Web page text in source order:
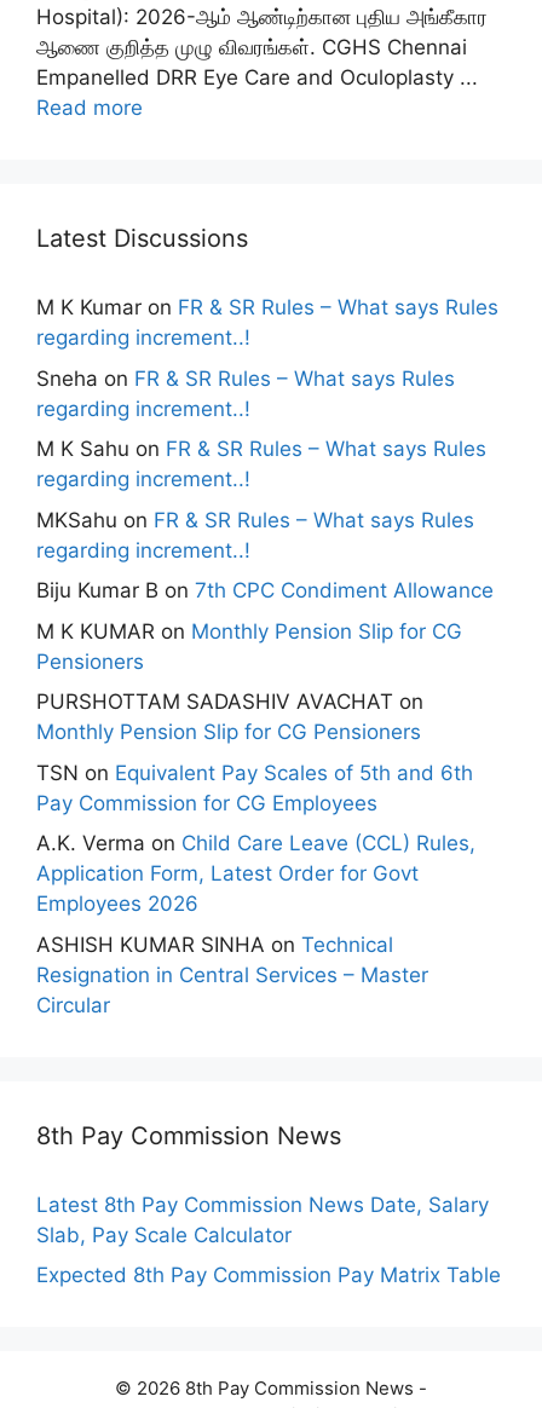
Hospital): 2026-ஆம் ஆண்டிற்கான புதிய அங்கீகார
ஆணை குறித்த முழு விவரங்கள். CGHS Chennai
Empanelled DRR Eye Care and Oculoplasty ...
Read more
Latest Discussions
M K Kumar on FR & SR Rules – What says Rules
regarding increment..!
Sneha on FR & SR Rules – What says Rules
regarding increment..!
M K Sahu on FR & SR Rules – What says Rules
regarding increment..!
MKSahu on FR & SR Rules – What says Rules
regarding increment..!
Biju Kumar B on 7th CPC Condiment Allowance
M K KUMAR on Monthly Pension Slip for CG
Pensioners
PURSHOTTAM SADASHIV AVACHAT on
Monthly Pension Slip for CG Pensioners
TSN on Equivalent Pay Scales of 5th and 6th
Pay Commission for CG Employees
A.K. Verma on Child Care Leave (CCL) Rules,
Application Form, Latest Order for Govt
Employees 2026
ASHISH KUMAR SINHA on Technical
Resignation in Central Services – Master
Circular
8th Pay Commission News
Latest 8th Pay Commission News Date, Salary
Slab, Pay Scale Calculator
Expected 8th Pay Commission Pay Matrix Table
© 2026 8th Pay Commission News -